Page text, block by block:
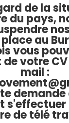
de la
du pays,
au
vous
votre
mail :
demande
s'effectuer
de télé